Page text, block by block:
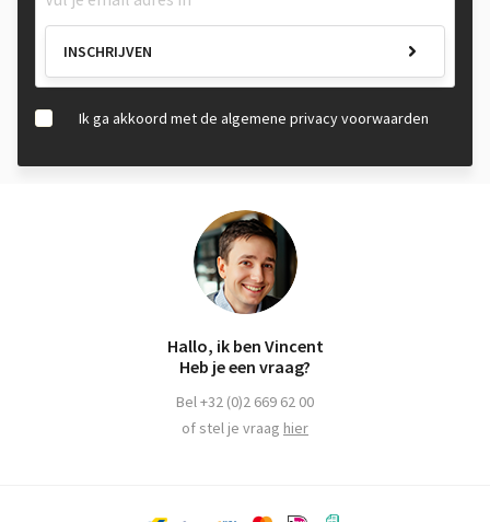
INSCHRIJVEN
Ik ga akkoord met de algemene privacy voorwaarden
Hallo, ik ben Vincent
Heb je een vraag?
Bel +32 (0)2 669 62 00
of stel je vraag hier